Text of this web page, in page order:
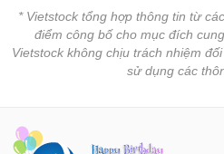
* Vietstock tổng hợp thông tin từ
điểm công bố cho mục đích
Vietstock không chịu trách nhiệm
sử dụng các